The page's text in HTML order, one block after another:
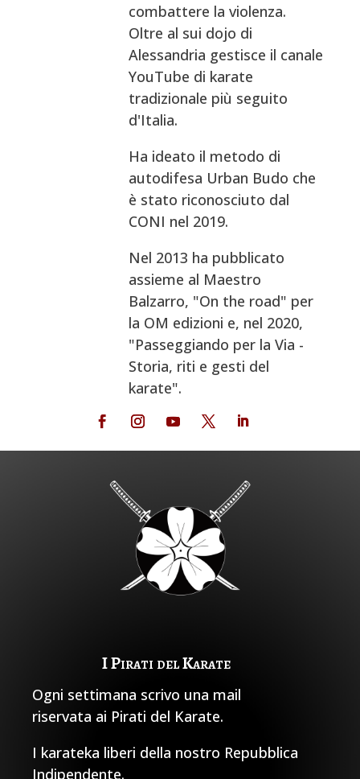
combattere la violenza.
Oltre al sui dojo di
Alessandria gestisce il canale
YouTube di karate
tradizionale più seguito
d'Italia.
Ha ideato il metodo di
autodifesa Urban Budo che
è stato riconosciuto dal
CONI nel 2019.
Nel 2013 ha pubblicato
assieme al Maestro
Balzarro, "On the road" per
la OM edizioni e, nel 2020,
"Passeggiando per la Via -
Storia, riti e gesti del
karate".
I Pirati del Karate
Ogni settimana scrivo una mail
riservata ai Pirati del Karate.
I karateka liberi della nostro Repubblica
Indipendente.